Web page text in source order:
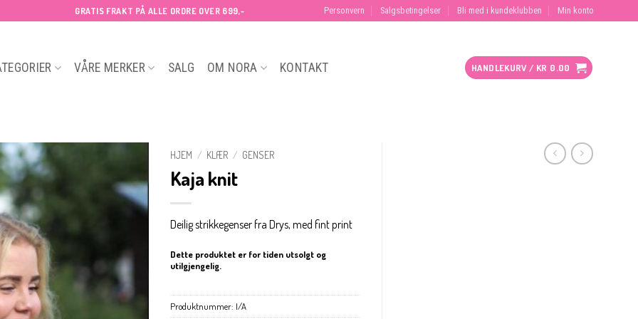
GRATIS FRAKT PÅ ALLE ORDRE OVER 699,- Personvern Salgsbetingelser Bli med i kundeklubben Min konto
VÅRE MERKER SALG OM NORA KONTAKT HANDLEKURV / KR 0.00
HJEM / KLÆR / GENSER
Kaja knit
Deilig strikkegenser fra Drys, med fint print
Dette produktet er for tiden utsolgt og
utilgjengelig.
Produktnummer: I/A